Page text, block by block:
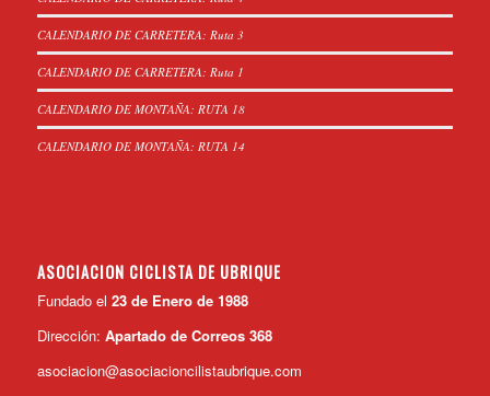
CALENDARIO DE CARRETERA: Ruta 3
CALENDARIO DE CARRETERA: Ruta 1
CALENDARIO DE MONTAÑA: RUTA 18
CALENDARIO DE MONTAÑA: RUTA 14
ASOCIACION CICLISTA DE UBRIQUE
Fundado el 23 de Enero de 1988
Dirección: Apartado de Correos 368
asociacion@asociacioncilistaubrique.com